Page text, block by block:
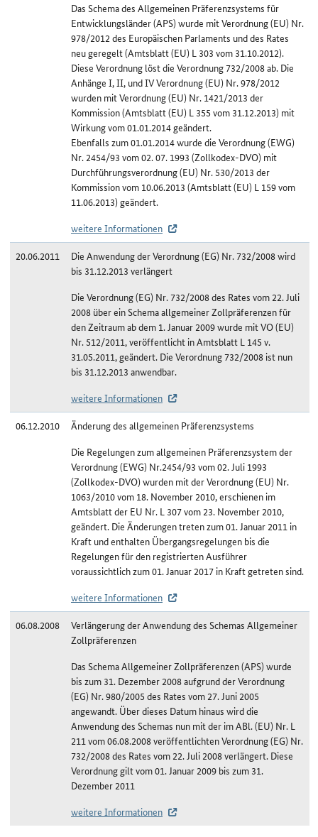
Das Schema des Allgemeinen Präferenzsystems für
Entwicklungsländer (APS) wurde mit Verordnung (EU) Nr.
978/2012 des Europäischen Parlaments und des Rates
neu geregelt (Amtsblatt (EU) L 303 vom 31.10.2012).
Diese Verordnung löst die Verordnung 732/2008 ab. Die
Anhänge I, II, und IV Verordnung (EU) Nr. 978/2012
wurden mit Verordnung (EU) Nr. 1421/2013 der
Kommission (Amtsblatt (EU) L 355 vom 31.12.2013) mit
Wirkung vom 01.01.2014 geändert.
Ebenfalls zum 01.01.2014 wurde die Verordnung (EWG)
Nr. 2454/93 vom 02. 07. 1993 (Zollkodex-DVO) mit
Durchführungsverordnung (EU) Nr. 530/2013 der
Kommission vom 10.06.2013 (Amtsblatt (EU) L 159 vom
11.06.2013) geändert.
weitere Informationen
20.06.2011
Die Anwendung der Verordnung (EG) Nr. 732/2008 wird
bis 31.12.2013 verlängert
Die Verordnung (EG) Nr. 732/2008 des Rates vom 22. Juli
2008 über ein Schema allgemeiner Zollpräferenzen für
den Zeitraum ab dem 1. Januar 2009 wurde mit VO (EU)
Nr. 512/2011, veröffentlicht in Amtsblatt L 145 v.
31.05.2011, geändert. Die Verordnung 732/2008 ist nun
bis 31.12.2013 anwendbar.
weitere Informationen
06.12.2010
Änderung des allgemeinen Präferenzsystems
Die Regelungen zum allgemeinen Präferenzsystem der
Verordnung (EWG) Nr.2454/93 vom 02. Juli 1993
(Zollkodex-DVO) wurden mit der Verordnung (EU) Nr.
1063/2010 vom 18. November 2010, erschienen im
Amtsblatt der EU Nr. L 307 vom 23. November 2010,
geändert. Die Änderungen treten zum 01. Januar 2011 in
Kraft und enthalten Übergangsregelungen bis die
Regelungen für den registrierten Ausführer
voraussichtlich zum 01. Januar 2017 in Kraft getreten sind.
weitere Informationen
06.08.2008
Verlängerung der Anwendung des Schemas Allgemeiner
Zollpräferenzen
Das Schema Allgemeiner Zollpräferenzen (APS) wurde
bis zum 31. Dezember 2008 aufgrund der Verordnung
(EG) Nr. 980/2005 des Rates vom 27. Juni 2005
angewandt. Über dieses Datum hinaus wird die
Anwendung des Schemas nun mit der im ABl. (EU) Nr. L
211 vom 06.08.2008 veröffentlichten Verordnung (EG) Nr.
732/2008 des Rates vom 22. Juli 2008 verlängert. Diese
Verordnung gilt vom 01. Januar 2009 bis zum 31.
Dezember 2011
weitere Informationen